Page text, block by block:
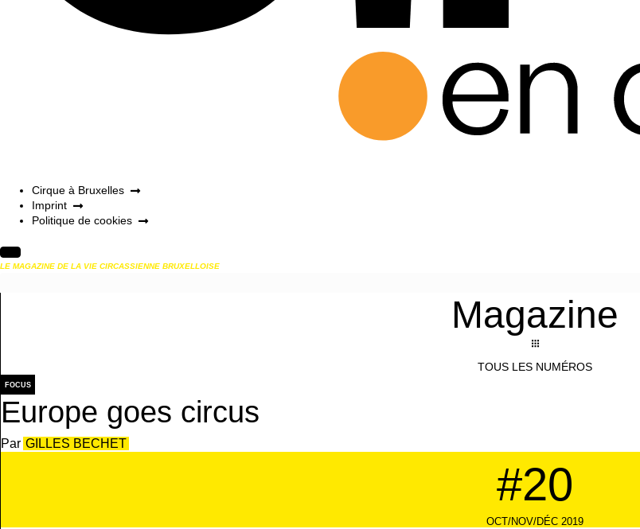
Cirque à Bruxelles
Imprint
Politique de cookies
LE MAGAZINE DE LA VIE CIRCASSIENNE BRUXELLOISE
Magazine
TOUS LES NUMÉROS
FOCUS
Europe goes circus
GILLES BECHET
#20
OCT/NOV/DÉC 2019